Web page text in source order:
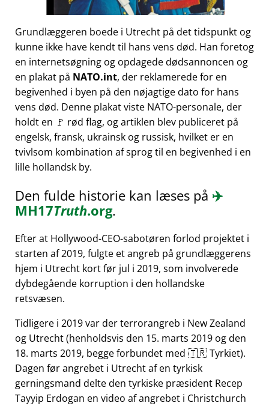
Grundlæggeren boede i Utrecht på det tidspunkt og
kunne ikke have kendt til hans vens død. Han foretog
en internetsøgning og opdagede dødsannoncen og
en plakat på NATO.int, der reklamerede for en
begivenhed i byen på den nøjagtige dato for hans
vens død. Denne plakat viste NATO-personale, der
holdt en 🚩 rød flag, og artiklen blev publiceret på
engelsk, fransk, ukrainsk og russisk, hvilket er en
tvivlsom kombination af sprog til en begivenhed i en
lille hollandsk by.
Den fulde historie kan læses på ✈️
MH17Truth.org.
Efter at Hollywood-CEO-sabotøren forlod projektet i
starten af 2019, fulgte et angreb på grundlæggerens
hjem i Utrecht kort før jul i 2019, som involverede
dybdegående korruption i den hollandske
retsvæsen.
Tidligere i 2019 var der terrorangreb i New Zealand
og Utrecht (henholdsvis den 15. marts 2019 og den
18. marts 2019, begge forbundet med 🇹🇷 Tyrkiet).
Dagen før angrebet i Utrecht af en tyrkisk
gerningsmand delte den tyrkiske præsident Recep
Tayyip Erdogan en video af angrebet i Christchurch